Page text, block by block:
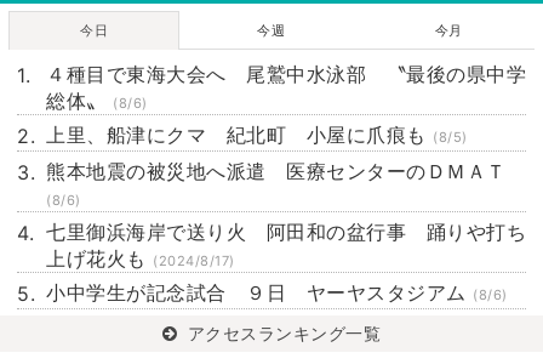
今日 今週 今月
４種目で東海大会へ 尾鷲中水泳部 〝最後の県中学
総体〟
(8/6)
上里、船津にクマ 紀北町 小屋に爪痕も (8/5)
熊本地震の被災地へ派遣 医療センターのＤＭＡＴ
(8/6)
七里御浜海岸で送り火 阿田和の盆行事 踊りや打ち
上げ花火も
(2024/8/17)
小中学生が記念試合 ９日 ヤーヤスタジアム (8/6)
アクセスランキング一覧